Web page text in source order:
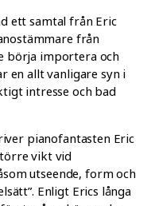
ett samtal från Eric
från
börja importera och
en allt vanligare syn i
intresse och bad
pianofantasten Eric
vikt vid
utseende, form och
Enligt Erics långa